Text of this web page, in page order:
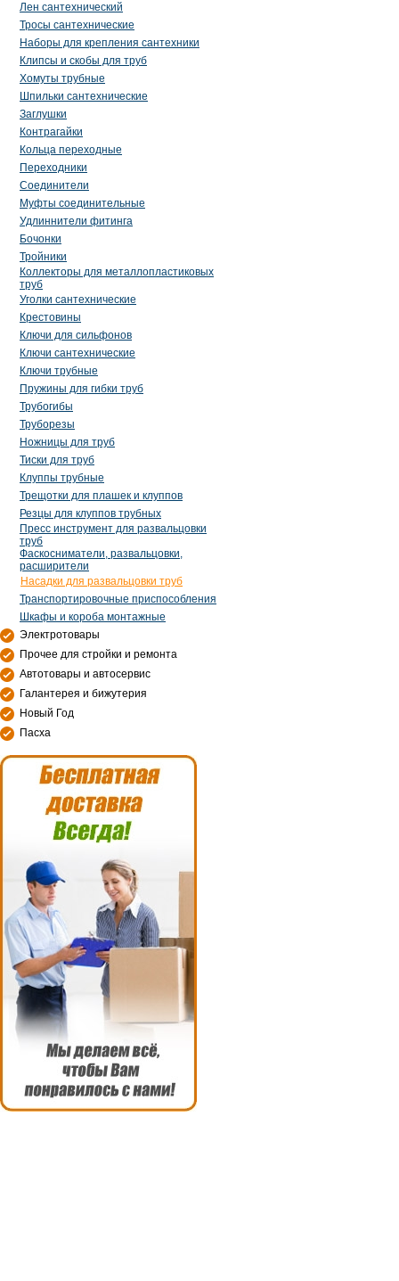
Лен сантехнический
Тросы сантехнические
Наборы для крепления сантехники
Клипсы и скобы для труб
Хомуты трубные
Шпильки сантехнические
Заглушки
Контрагайки
Кольца переходные
Переходники
Соединители
Муфты соединительные
Удлиннители фитинга
Бочонки
Тройники
Коллекторы для металлопластиковых
труб
Уголки сантехнические
Крестовины
Ключи для сильфонов
Ключи сантехнические
Ключи трубные
Пружины для гибки труб
Трубогибы
Труборезы
Ножницы для труб
Тиски для труб
Клуппы трубные
Трещотки для плашек и клуппов
Резцы для клуппов трубных
Пресс инструмент для развальцовки
труб
Фаскосниматели, развальцовки,
расширители
Насадки для развальцовки труб
Транспортировочные приспособления
Шкафы и короба монтажные
Электротовары
Прочее для стройки и ремонта
Автотовары и автосервис
Галантерея и бижутерия
Новый Год
Пасха